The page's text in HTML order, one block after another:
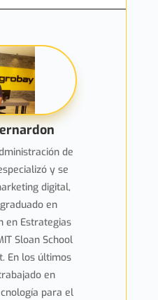
de
y se
digital,
en
en Estrategias
Sloan School
En los últimos
en
para el